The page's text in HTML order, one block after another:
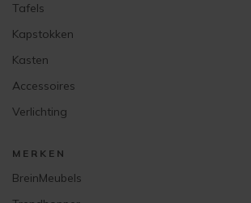
Tafels
Kapstokken
Kasten
Accessoires
Verlichting
MERKEN
BreinMeubels